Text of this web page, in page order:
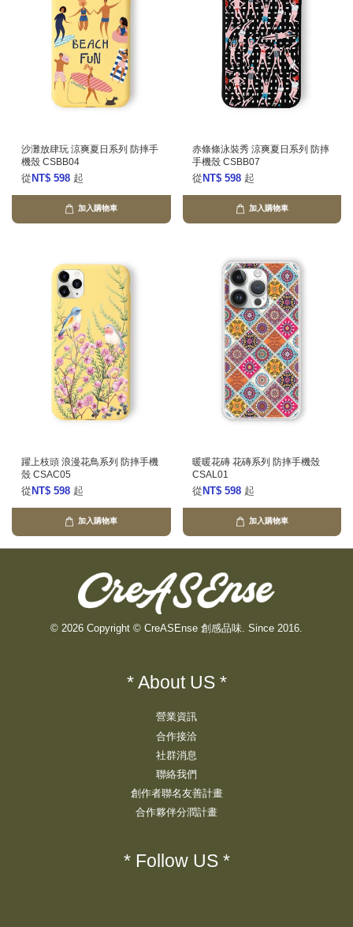
沙灘放肆玩 涼爽夏日系列 防摔手
機殼 CSBB04
從 NT$ 598 起
加入購物車
赤條條泳裝秀 涼爽夏日系列 防摔
手機殼 CSBB07
從 NT$ 598 起
加入購物車
躍上枝頭 浪漫花鳥系列 防摔手機
殼 CSAC05
從 NT$ 598 起
加入購物車
暖暖花磚 花磚系列 防摔手機殼
CSAL01
從 NT$ 598 起
加入購物車
© 2026 Copyright © CreASEnse 創感品味. Since 2016.
* About US *
營業資訊
合作接洽
社群消息
聯絡我們
創作者聯名友善計畫
合作夥伴分潤計畫
* Follow US *